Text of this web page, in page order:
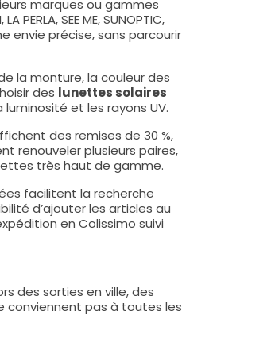
marques ou gammes
PERLA, SEE ME, SUNOPTIC,
envie précise, sans parcourir
la monture, la couleur des
des lunettes solaires
et les rayons UV.
des remises de 30 %,
renouveler plusieurs paires,
très haut de gamme.
facilitent la recherche
d’ajouter les articles au
en Colissimo suivi
des sorties en ville, des
conviennent pas à toutes les